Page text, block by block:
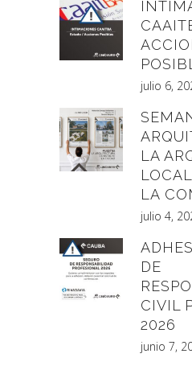
julio 6,
LA
LA
julio 4,
DE
CIVIL
2026
junio 7,